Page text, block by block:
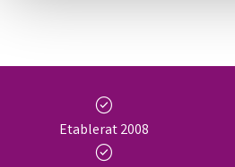
check_circle
Etablerat 2008
check_circle